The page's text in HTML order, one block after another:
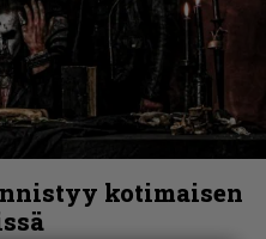
kotimaisen